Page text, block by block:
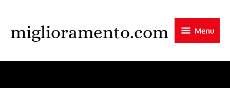
to
content
miglioramento.com Menu